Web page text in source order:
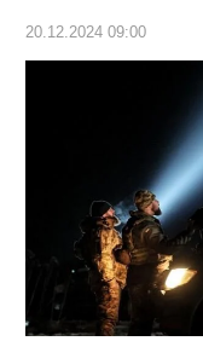
20.12.2024 09:00